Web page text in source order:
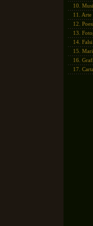
10.
11. Arte
12.
13.
14.
15.
16.
17.